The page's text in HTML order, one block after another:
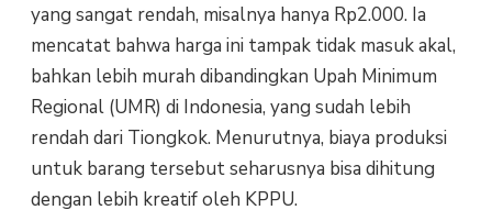
yang sangat rendah, misalnya hanya Rp2.000. Ia
mencatat bahwa harga ini tampak tidak masuk akal,
bahkan lebih murah dibandingkan Upah Minimum
Regional (UMR) di Indonesia, yang sudah lebih
rendah dari Tiongkok. Menurutnya, biaya produksi
untuk barang tersebut seharusnya bisa dihitung
dengan lebih kreatif oleh KPPU.